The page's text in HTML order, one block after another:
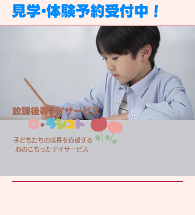
見学・体験予約受付中！
放課後等デイサービス
ロ・ラシスト
子どもたちの成長を応援する
心のこもったデイサービス